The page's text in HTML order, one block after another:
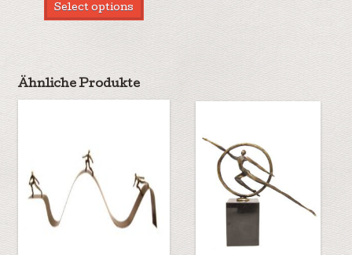
Select options
Ähnliche Produkte